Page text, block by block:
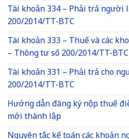
Tài khoản 334 – Phải trả người
200/2014/TT-BTC
Tài khoản 333 – Thuế và các
– Thông tư số 200/2014/TT-BTC
Tài khoản 331 – Phải trả cho
200/2014/TT-BTC
Hướng dẫn đăng ký nộp thuế
mới thành lập